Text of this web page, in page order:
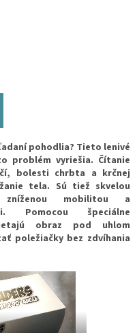
pohodlia? Tieto lenivé
problém vyriešia. Čítanie
bolesti chrbta a krčnej
tela. Sú tiež skvelou
mobilitou a
Pomocou špeciálne
obraz pod uhlom
poležiačky bez zdvíhania